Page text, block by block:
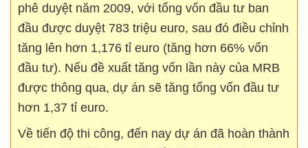
phê duyệt năm 2009, với tổng vốn đầu tư ban
đầu được duyệt 783 triệu euro, sau đó điều chỉnh
tăng lên hơn 1,176 tỉ euro (tăng hơn 66% vốn
đầu tư). Nếu đề xuất tăng vốn lần này của MRB
được thông qua, dự án sẽ tăng tổng vốn đầu tư
hơn 1,37 tỉ euro.
Về tiến độ thi công, đến nay dự án đã hoàn thành